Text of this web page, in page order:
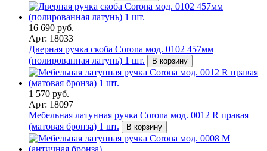
16 690 руб.
Арт: 18033
Дверная ручка скоба Corona мод. 0102 457мм
(полированная латунь) 1 шт.
В корзину
1 570 руб.
Арт: 18097
Мебельная латунная ручка Corona мод. 0012 R правая
(матовая бронза) 1 шт.
В корзину